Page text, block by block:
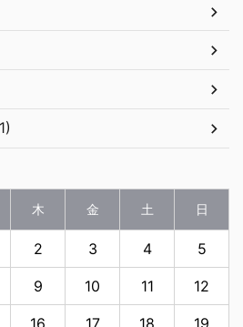
木 金 土 日
2 3 4 5
9 10 11 12
16 17 18 19